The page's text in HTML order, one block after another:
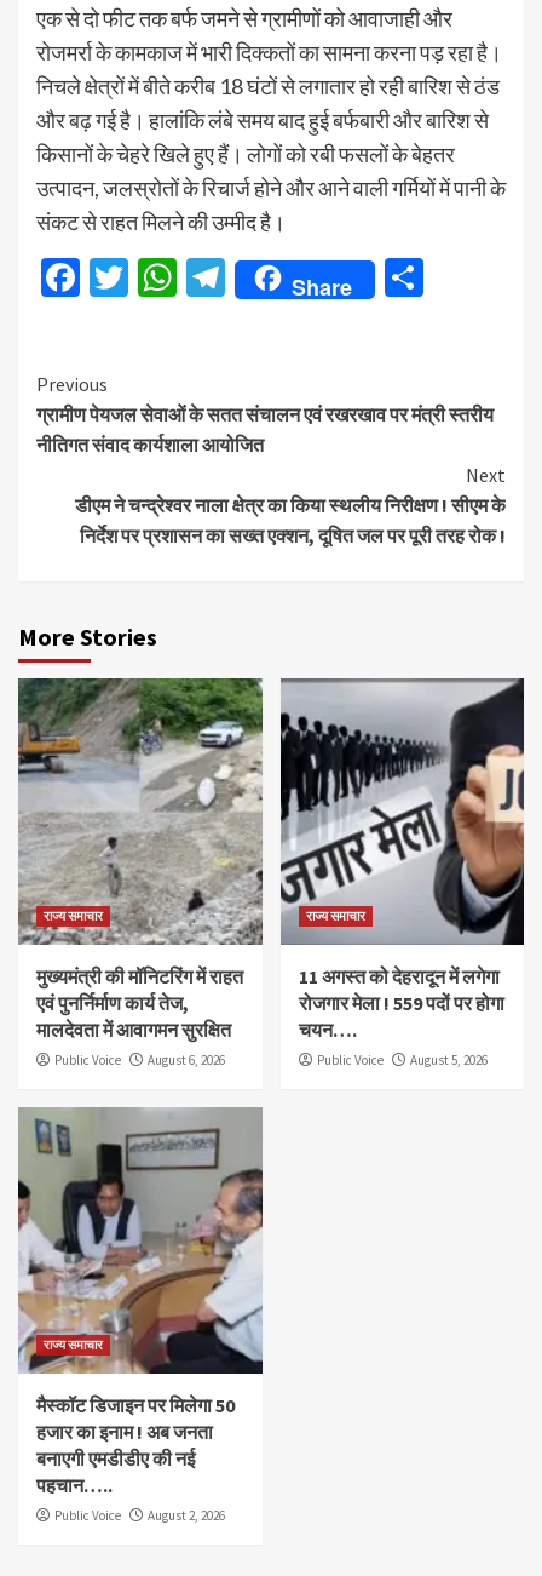
एक से दो फीट तक बर्फ जमने से ग्रामीणों को आवाजाही और
रोजमर्रा के कामकाज में भारी दिक्कतों का सामना करना पड़ रहा है।
निचले क्षेत्रों में बीते करीब 18 घंटों से लगातार हो रही बारिश से ठंड
और बढ़ गई है। हालांकि लंबे समय बाद हुई बर्फबारी और बारिश से
किसानों के चेहरे खिले हुए हैं। लोगों को रबी फसलों के बेहतर
उत्पादन, जलस्रोतों के रिचार्ज होने और आने वाली गर्मियों में पानी के
संकट से राहत मिलने की उम्मीद है।
Facebook
TwitterWhatsApp
Telegram
Share
Continue
Reading
Previous
ग्रामीण पेयजल सेवाओं के सतत संचालन एवं रखरखाव पर मंत्री स्तरीय
नीतिगत संवाद कार्यशाला आयोजित
Next
डीएम ने चन्द्रेश्वर नाला क्षेत्र का किया स्थलीय निरीक्षण ! सीएम के
निर्देश पर प्रशासन का सख्त एक्शन, दूषित जल पर पूरी तरह रोक !
More Stories
राज्य समाचार
मुख्यमंत्री की मॉनिटरिंग में राहत
एवं पुनर्निर्माण कार्य तेज,
मालदेवता में आवागमन सुरक्षित
Public Voice August 6, 2026
राज्य समाचार
11 अगस्त को देहरादून में लगेगा
रोजगार मेला ! 559 पदों पर होगा
चयन….
Public Voice August 5, 2026
राज्य समाचार
मैस्कॉट डिजाइन पर मिलेगा 50
हजार का इनाम ! अब जनता
बनाएगी एमडीडीए की नई
पहचान…..
Public Voice August 2, 2026